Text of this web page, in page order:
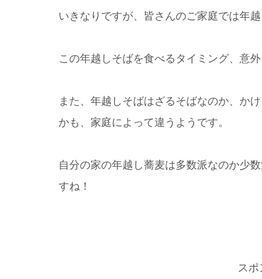
いきなりですが、皆さんのご家庭では年
この年越しそばを食べるタイミング、意
また、年越しそばはざるそばなのか、か
かも、家庭によって違うようです。
自分の家の年越し蕎麦は多数派なのか少
すね！
スポ